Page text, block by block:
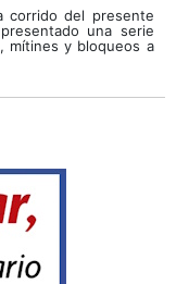
corrido del presente
una serie
mítines y bloqueos a